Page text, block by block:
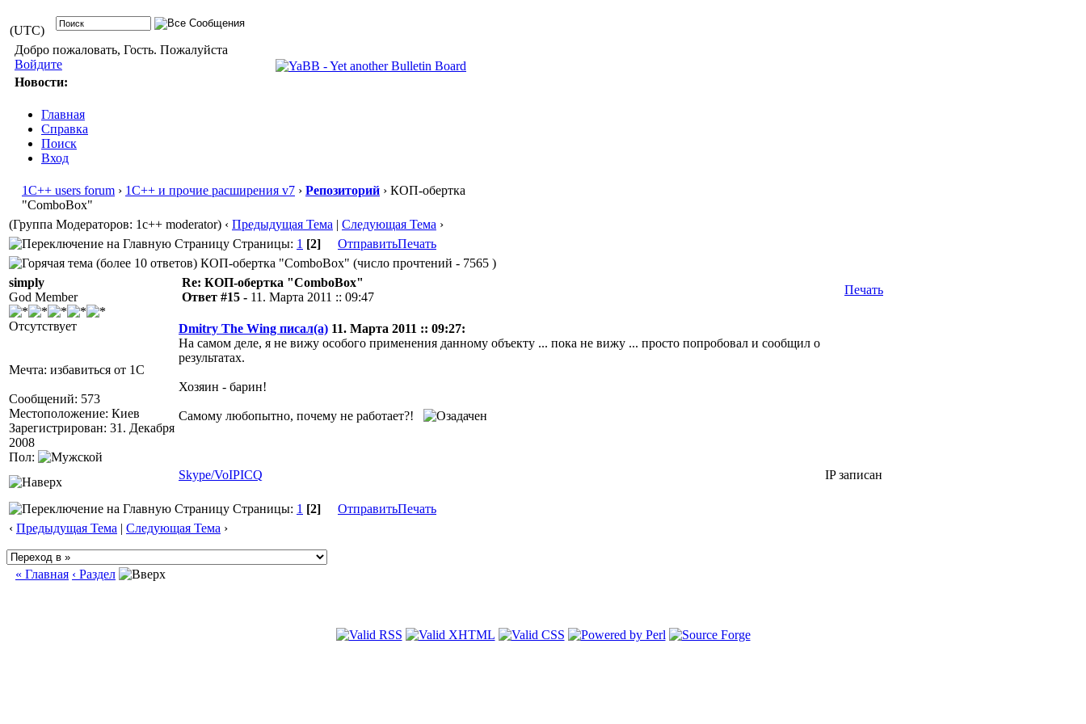
(UTC)
Добро пожаловать, Гость. Пожалуйста
Войдите
Новости:
Главная
Справка
Поиск
Вход
1С++ users forum › 1С++ и прочие расширения v7 › Репозиторий › КОП-обертка
"ComboBox"
(Группа Модераторов: 1c++ moderator) ‹ Предыдущая Тема | Следующая Тема ›
Страницы: 1 [2] ОтправитьПечать
КОП-обертка "ComboBox" (число прочтений - 7565 )
simply
God Member
Отсутствует
Мечта: избавиться от 1С
Сообщений: 573
Местоположение: Киев
Зарегистрирован: 31. Декабря
2008
Пол:
Re: КОП-обертка "ComboBox"
Ответ #15 - 11. Марта 2011 :: 09:47
Печать
Dmitry The Wing писал(а) 11. Марта 2011 :: 09:27:
На самом деле, я не вижу особого применения данному объекту ... пока не вижу ... просто попробовал и сообщил о
результатах.
Хозяин - барин!
Самому любопытно, почему не работает?!
Skype/VoIPICQ IP записан
Страницы: 1 [2] ОтправитьПечать
‹ Предыдущая Тема | Следующая Тема ›
« Главная ‹ Раздел